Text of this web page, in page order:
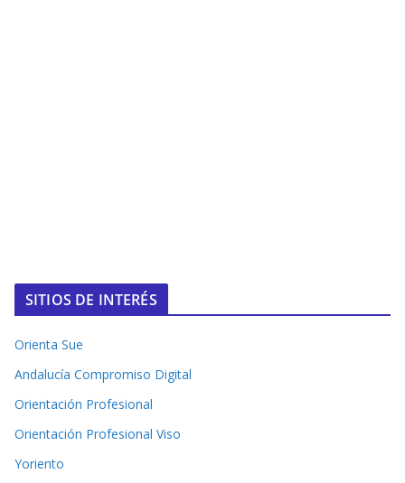
SITIOS DE INTERÉS
Orienta Sue
Andalucía Compromiso Digital
Orientación Profesional
Orientación Profesional Viso
Yoriento